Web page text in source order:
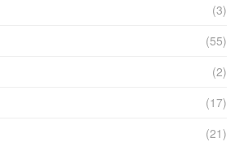
(3)
(55)
(2)
(17)
(21)